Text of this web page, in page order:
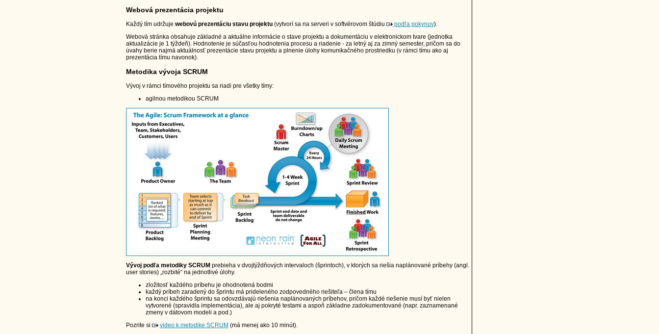
Webová prezentácia projektu
Každý tím udržuje webovú prezentáciu stavu projektu(vytvorí sa na serveri v softvérovom štúdiu podľa pokynov).
Webová stránka obsahuje základné a aktuálne informácie o stave projektu a dokumentáciu v elektronickom tvare (jednotka
aktualizácie je 1 týždeň). Hodnotenie je súčasťou hodnotenia procesu a riadenie - za letný aj za zimný semester, pričom sa do
úvahy berie najmä aktuálnosť prezentácie stavu projektu a plnenie úlohy komunikačného prostriedku (v rámci tímu ako aj
prezentácia tímu navonok).
Metodika vývoja SCRUM
Vývoj v rámci tímového projektu sa riadi pre všetky tímy:
agilnou metodikou SCRUM
Vývoj podľa metodiky SCRUM prebieha v dvojtýždňových intervaloch (šprintoch), v ktorých sa riešia naplánované príbehy (angl.
user stories) „rozbité“ na jednotlivé úlohy.
zložitosť každého príbehu je ohodnotená bodmi
každý príbeh zaradený do šprintu má prideleného zodpovedného riešiteľa – člena tímu
na konci každého šprintu sa odovzdávajú riešenia naplánovaných príbehov, pričom každé riešenie musí byť nielen
vytvorené (spravidla implementácia), ale aj pokryté testami a aspoň základne zadokumentované (napr. zaznamenané
zmeny v dátovom modeli a pod.)
Pozrite si
video k metodike SCRUM (má menej ako 10 minút).